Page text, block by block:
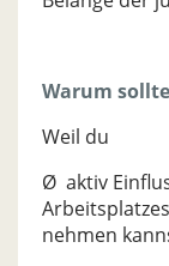
Warum
Weil du
Ø aktiv
nehmen